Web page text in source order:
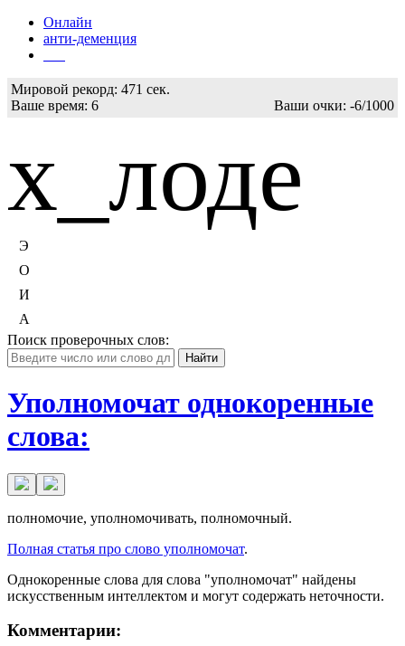
Онлайн
анти-деменция
Мировой рекорд: 471 сек.
Ваше время: 6 Ваши очки: -6/1000
х_лоде
Э
О
И
А
Поиск проверочных слов:
Уполномочат однокоренные
слова:
полномочие, уполномочивать, полномочный.
Полная статья про слово уполномочат.
Однокоренные слова для слова "уполномочат" найдены
искусственным интеллектом и могут содержать неточности.
Комментарии: